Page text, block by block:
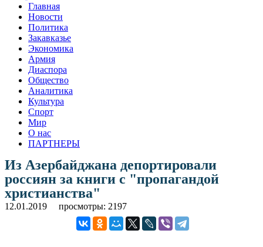
Главная
Новости
Политика
Закавказье
Экономика
Армия
Диаспора
Общество
Аналитика
Культура
Спорт
Мир
О нас
ПАРТНЕРЫ
Из Азербайджана депортировали
россиян за книги с "пропагандой
христианства"
12.01.2019 просмотры: 2197